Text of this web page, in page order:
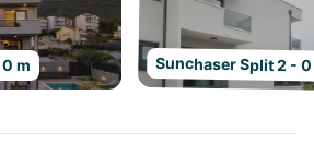
m Sunchaser Split 2 -